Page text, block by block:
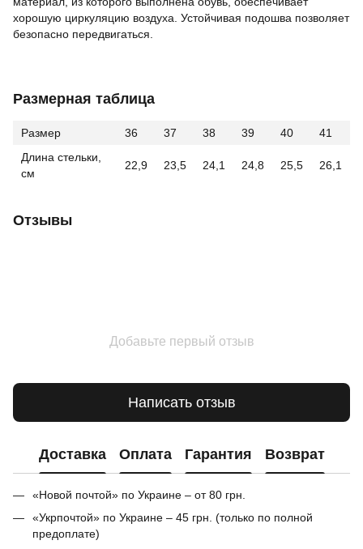
хорошую циркуляцию воздуха. Устойчивая подошва позволяет
безопасно передвигаться.
Размерная таблица
Размер 36 37 38 39 40
41
Длина стельки,
см
22,9 23,5 24,1 24,8 25,5 26,1
Отзывы
Добавьте первый отзыв
Написать отзыв
Доставка Оплата Гарантия Возврат
«Новой почтой» по Украине – от 80 грн.
«Укрпочтой» по Украине – 45 грн. (только по полной
предоплате)